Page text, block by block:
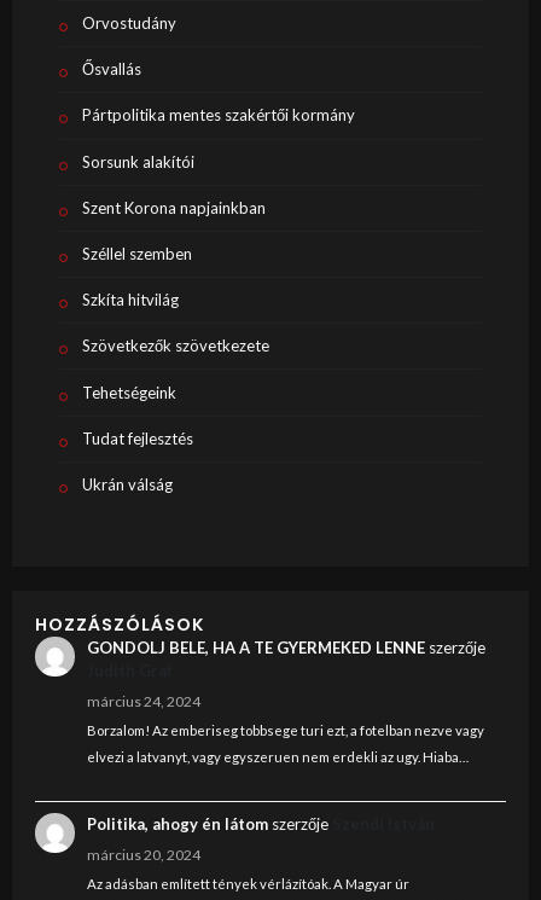
Orvostudány
Ősvallás
Pártpolitika mentes szakértői kormány
Sorsunk alakítói
Szent Korona napjainkban
Széllel szemben
Szkíta hitvilág
Szövetkezők szövetkezete
Tehetségeink
Tudat fejlesztés
Ukrán válság
HOZZÁSZÓLÁSOK
GONDOLJ BELE, HA A TE GYERMEKED LENNEszerzője
március 24, 2024
Borzalom! Az emberiseg tobbsege turi ezt, a fotelban nezve vagy
elvezi a latvanyt, vagy egyszeruen nem erdekli az ugy. Hiaba…
Politika, ahogy én látomszerzője
március 20, 2024
Az adásban említett tények vérlázítóak. A Magyar úr